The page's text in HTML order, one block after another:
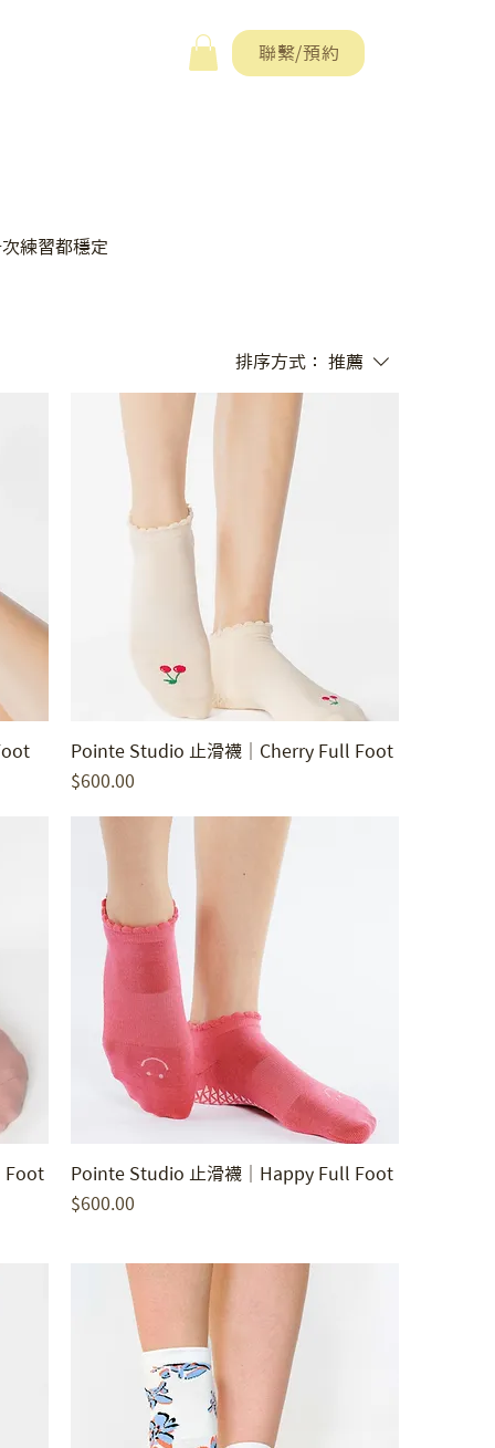
聯繫/預約
練習都穩定
排序方式： 推薦
Pointe Studio 止滑襪｜Cherry Full Foot
價格
$600.00
Foot
Pointe Studio 止滑襪｜Happy Full Foot
價格
$600.00